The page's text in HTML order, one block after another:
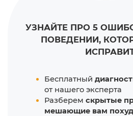
УЗНАЙТЕ ПРО 5
ПОВЕДЕНИИ,
Бесплатный
от нашего эксперта
Разберем скрытые
мешающие вам